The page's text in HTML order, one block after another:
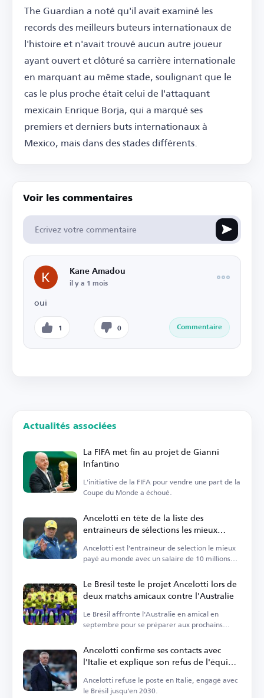
The Guardian a noté qu'il avait examiné les
records des meilleurs buteurs internationaux de
l'histoire et n'avait trouvé aucun autre joueur
ayant ouvert et clôturé sa carrière internationale
en marquant au même stade, soulignant que le
cas le plus proche était celui de l'attaquant
mexicain Enrique Borja, qui a marqué ses
premiers et derniers buts internationaux à
Mexico, mais dans des stades différents.
Voir les commentaires
Kane Amadou
il y a 1 mois
oui
1 0 Commentaire
Actualités associées
La FIFA met fin au projet de Gianni
Infantino
L'initiative de la FIFA pour vendre une part de la
Coupe du Monde a échoué.
Ancelotti en tête de la liste des
entraîneurs de sélections les mieux
payés
Ancelotti est l'entraîneur de sélection le mieux
payé au monde avec un salaire de 10 millions
Le Brésil teste le projet Ancelotti lors de
deux matchs amicaux contre l'Australie
Le Brésil affronte l'Australie en amical en
septembre pour se préparer aux prochains
Ancelotti confirme ses contacts avec
l'Italie et explique son refus de l'équipe
nationale
Ancelotti refuse le poste en Italie, engagé avec
le Brésil jusqu'en 2030.